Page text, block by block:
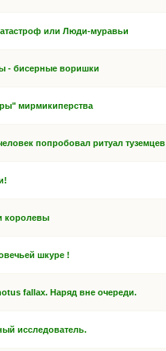
или Люди-муравьи
- бисерные воришки
мирмикиперства
попробовал ритуал туземцев
королевы
шкуре !
fallax. Наряд вне очереди.
исследователь.